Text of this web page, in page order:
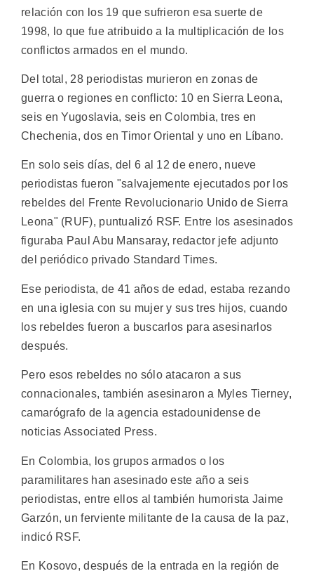
relación con los 19 que sufrieron esa suerte de
1998, lo que fue atribuido a la multiplicación de los
conflictos armados en el mundo.
Del total, 28 periodistas murieron en zonas de
guerra o regiones en conflicto: 10 en Sierra Leona,
seis en Yugoslavia, seis en Colombia, tres en
Chechenia, dos en Timor Oriental y uno en Líbano.
En solo seis días, del 6 al 12 de enero, nueve
periodistas fueron "salvajemente ejecutados por los
rebeldes del Frente Revolucionario Unido de Sierra
Leona" (RUF), puntualizó RSF. Entre los asesinados
figuraba Paul Abu Mansaray, redactor jefe adjunto
del periódico privado Standard Times.
Ese periodista, de 41 años de edad, estaba rezando
en una iglesia con su mujer y sus tres hijos, cuando
los rebeldes fueron a buscarlos para asesinarlos
después.
Pero esos rebeldes no sólo atacaron a sus
connacionales, también asesinaron a Myles Tierney,
camarógrafo de la agencia estadounidense de
noticias Associated Press.
En Colombia, los grupos armados o los
paramilitares han asesinado este año a seis
periodistas, entre ellos al también humorista Jaime
Garzón, un ferviente militante de la causa de la paz,
indicó RSF.
En Kosovo, después de la entrada en la región de